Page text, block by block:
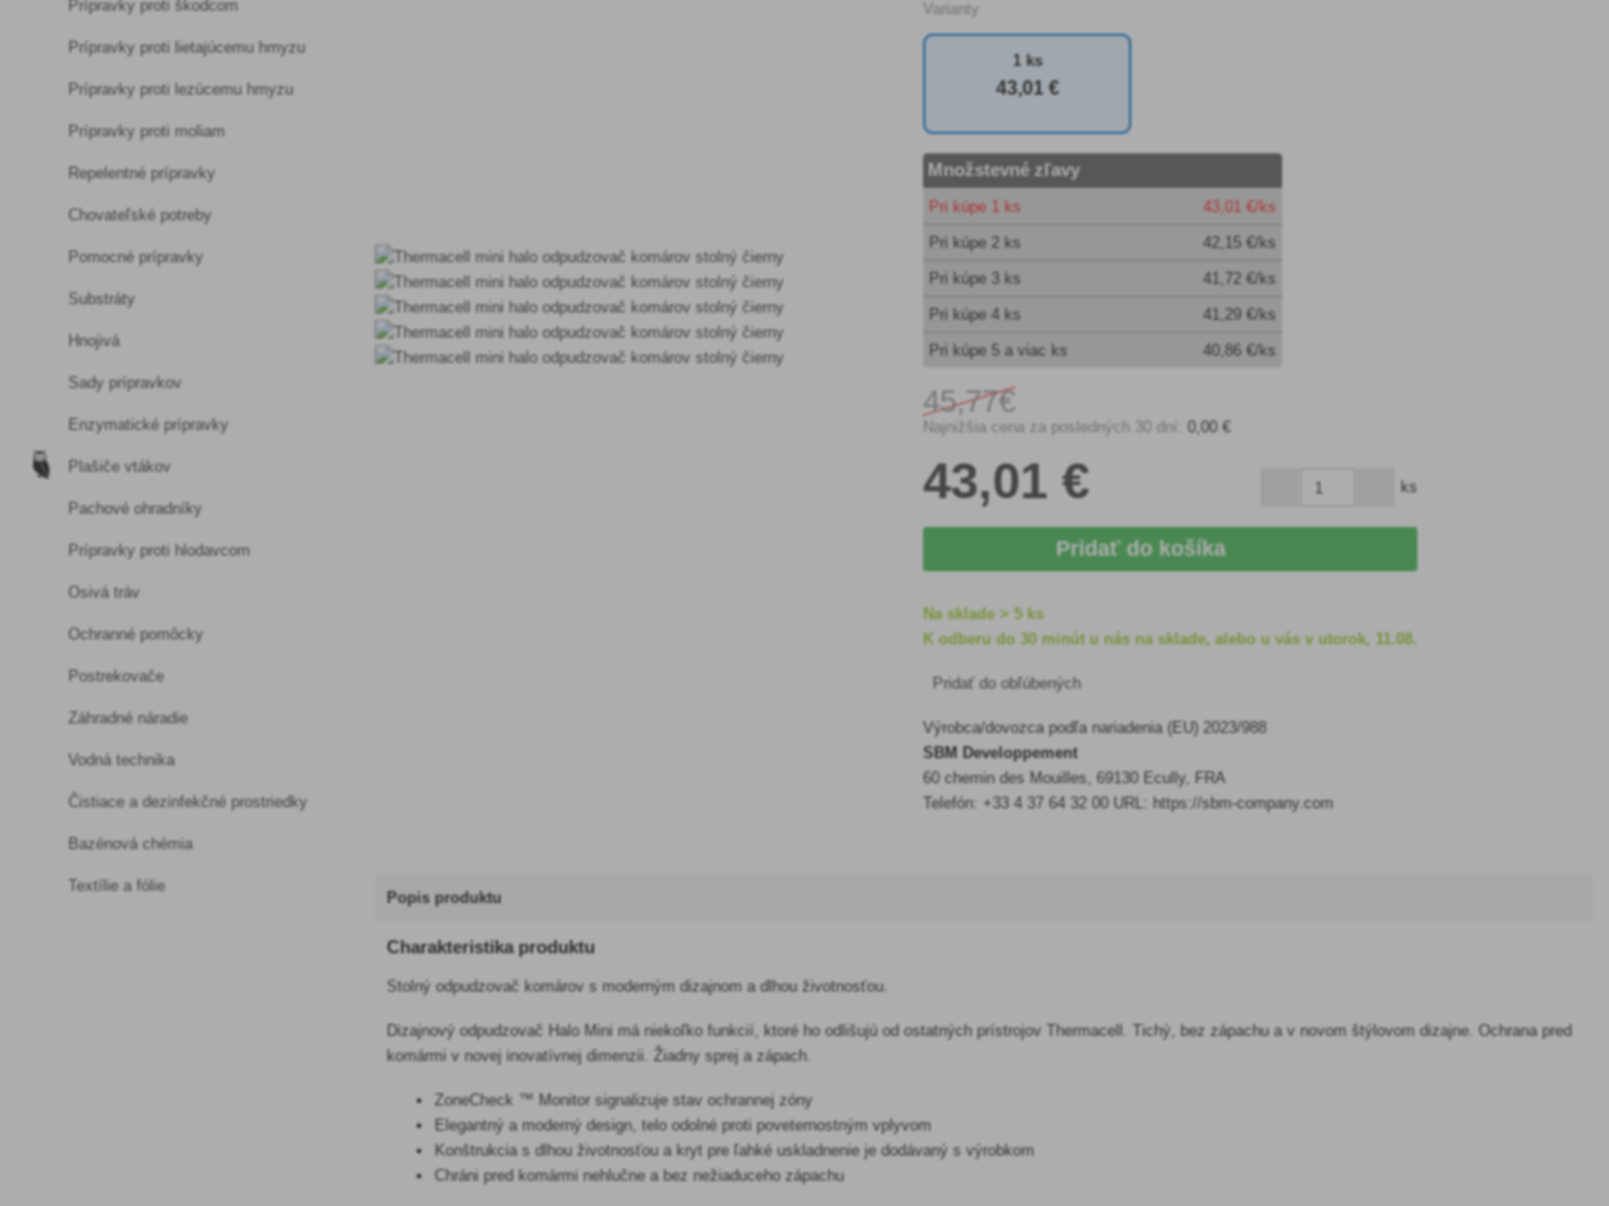
Prípravky proti škodcom
Prípravky proti lietajúcemu hmyzu
Prípravky proti lezúcemu hmyzu
Prípravky proti moliam
Repelentné prípravky
Chovateľské potreby
Pomocné prípravky
Substráty
Hnojivá
Sady prípravkov
Enzymatické prípravky
Plašiče vtákov
Pachové ohradníky
Prípravky proti hlodavcom
Osivá tráv
Ochranné pomôcky
Postrekovače
Záhradné náradie
Vodná technika
Čistiace a dezinfekčné prostriedky
Bazénová chémia
Textílie a fólie
Varianty
1 ks
43,01 €
Množstevné zľavy
Pri kúpe 1 ks 43
,01 €/ks
Pri kúpe 2 ks
42 ,15 €/ks
Pri kúpe 3 ks
41
,72 €/ks
Pri kúpe 4 ks
41
,29 €/ks
Pri kúpe 5 a viac ks
40 ,86 €/ks
45,77€
Najnižšia cena za posledných 30 dní: 0,00 €
43,01 € ks
Pridať do košíka
Na sklade > 5 ks
K odberu do 30 minút u nás na sklade, alebo u vás v utorok, 11.08.
Pridať do obľúbených
Výrobca/dovozca podľa nariadenia (EU) 2023/988
SBM Developpement
60 chemin des Mouilles, 69130 Ecully, FRA
Telefón: +33 4 37 64 32 00 URL: https://sbm-company.com
Popis produktu
Charakteristika produktu
Stolný odpudzovač komárov s moderným dizajnom a dlhou životnosťou.
Dizajnový odpudzovač Halo Mini má niekoľko funkcií, ktoré ho odlišujú od ostatných prístrojov Thermacell. Tichý, bez zápachu a v novom štýlovom dizajne. Ochrana pred
komármi v novej inovatívnej dimenzii. Žiadny sprej a zápach.
ZoneCheck ™ Monitor signalizuje stav ochrannej zóny
Elegantný a moderný design, telo odolné proti poveternostným vplyvom
Konštrukcia s dlhou životnosťou a kryt pre ľahké uskladnenie je dodávaný s výrobkom
Chráni pred komármi nehlučne a bez nežiaduceho zápachu